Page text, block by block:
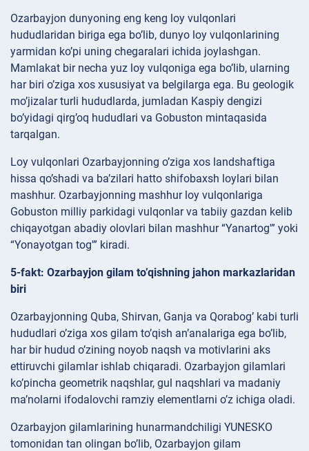
Ozarbayjon dunyoning eng keng loy vulqonlari
hududlaridan biriga ega bo’lib, dunyo loy vulqonlarining
yarmidan ko’pi uning chegaralari ichida joylashgan.
Mamlakat bir necha yuz loy vulqoniga ega bo’lib, ularning
har biri o’ziga xos xususiyat va belgilarga ega. Bu geologik
mo’jizalar turli hududlarda, jumladan Kaspiy dengizi
bo’yidagi qirg’oq hududlari va Gobuston mintaqasida
tarqalgan.
Loy vulqonlari Ozarbayjonning o’ziga xos landshaftiga
hissa qo’shadi va ba’zilari hatto shifobaxsh loylari bilan
mashhur. Ozarbayjonning mashhur loy vulqonlariga
Gobuston milliy parkidagi vulqonlar va tabiiy gazdan kelib
chiqayotgan abadiy olovlari bilan mashhur “Yanartog'” yoki
“Yonayotgan tog'” kiradi.
5-fakt: Ozarbayjon gilam to’qishning jahon markazlaridan
biri
Ozarbayjonning Quba, Shirvan, Ganja va Qorabog’ kabi turli
hududlari o’ziga xos gilam to’qish an’analariga ega bo’lib,
har bir hudud o’zining noyob naqsh va motivlarini aks
ettiruvchi gilamlar ishlab chiqaradi. Ozarbayjon gilamlari
ko’pincha geometrik naqshlar, gul naqshlari va madaniy
ma’nolarni ifodalovchi ramziy elementlarni o’z ichiga oladi.
Ozarbayjon gilamlarining hunarmandchiligi YUNESKO
tomonidan tan olingan bo’lib, Ozarbayjon gilam